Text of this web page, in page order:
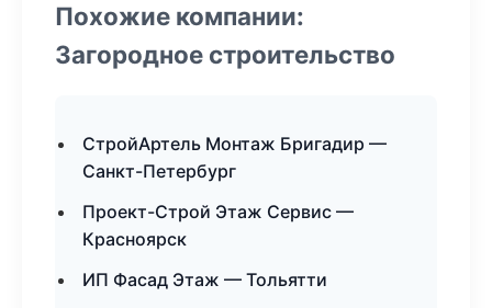
Похожие компании:
Загородное строительство
СтройАртель Монтаж Бригадир —
Санкт-Петербург
Проект-Строй Этаж Сервис —
Красноярск
ИП Фасад Этаж — Тольятти